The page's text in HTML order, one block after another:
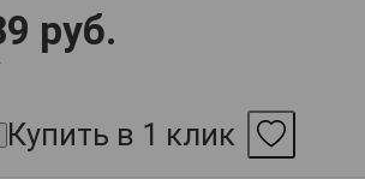
руб.
Купить в 1 клик